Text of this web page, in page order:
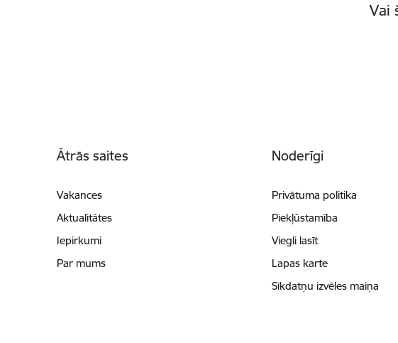
Vai
Ātrās saites
Vakances
Aktualitātes
Iepirkumi
Par mums
Noderīgi
Privātuma politika
Piekļūstamība
Viegli lasīt
Lapas karte
Sīkdatņu izvēles maiņa